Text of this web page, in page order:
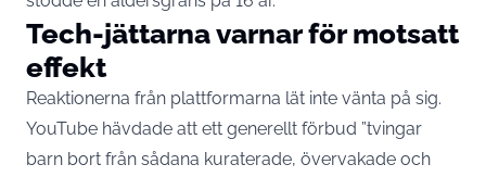
Tech-jättarna varnar för motsatt
effekt
Reaktionerna från plattformarna lät inte vänta på sig.
YouTube hävdade att ett generellt förbud ”tvingar
barn bort från sådana kuraterade, övervakade och